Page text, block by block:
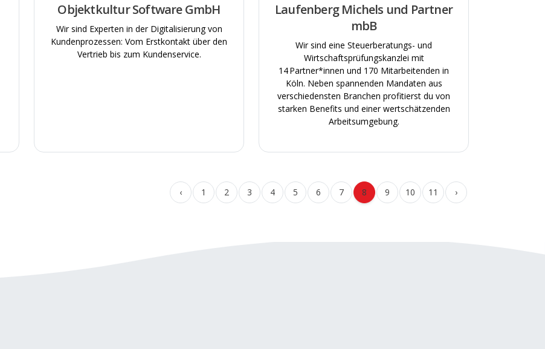
Objektkultur Software GmbH
Wir sind Experten in der Digitalisierung von
Kundenprozessen: Vom Erstkontakt über den
Vertrieb bis zum Kundenservice.
Laufenberg Michels und Partner
mbB
Wir sind eine Steuerberatungs- und
Wirtschaftsprüfungskanzlei mit
14 Partner*innen und 170 Mitarbeitenden in
Köln. Neben spannenden Mandaten aus
verschiedensten Branchen profitierst du von
starken Benefits und einer wertschätzenden
Arbeitsumgebung.
‹ 1 2 3 4 5 6 7 8 9 10 11 ›